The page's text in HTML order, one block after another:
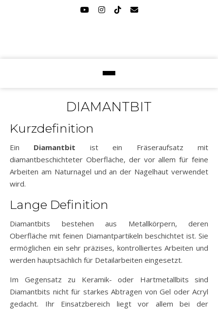
DIAMANTBIT
Kurzdefinition
Ein Diamantbit ist ein Fräseraufsatz mit
diamantbeschichteter Oberfläche, der vor allem für feine
Arbeiten am Naturnagel und an der Nagelhaut verwendet
wird.
Lange Definition
Diamantbits bestehen aus Metallkörpern, deren
Oberfläche mit feinen Diamantpartikeln beschichtet ist. Sie
ermöglichen ein sehr präzises, kontrolliertes Arbeiten und
werden hauptsächlich für Detailarbeiten eingesetzt.
Im Gegensatz zu Keramik- oder Hartmetallbits sind
Diamantbits nicht für starkes Abtragen von Gel oder Acryl
gedacht. Ihr Einsatzbereich liegt vor allem bei der